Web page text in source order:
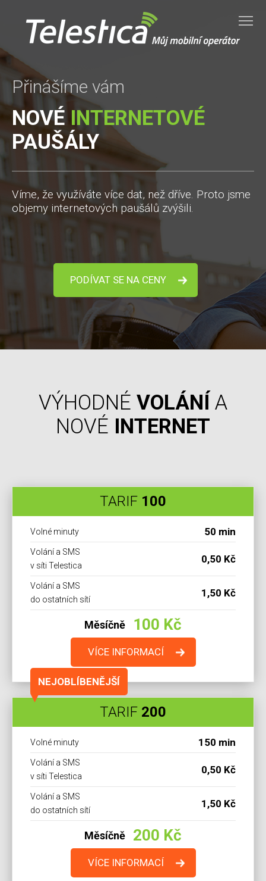
Přinášíme vám
NOVÉ INTERNETOVÉ
PAUŠÁLY
Víme, že využíváte více dat, než dříve. Proto jsme
objemy internetových paušálů zvýšili.
PODÍVAT SE NA CENY
VÝHODNÉ VOLÁNÍ A
NOVÉ INTERNET
TARIF 100
Volné minuty 50 min
Volání a SMS
v síti Telestica
0,50 Kč
Volání a SMS
do ostatních sítí
1,50 Kč
Měsíčně 100 Kč
VÍCE INFORMACÍ
TARIF 200
NEJOBLÍBENĚJŠÍ
Volné minuty 150 min
Volání a SMS
v síti Telestica
0,50 Kč
Volání a SMS
do ostatních sítí
1,50 Kč
Měsíčně 200 Kč
VÍCE INFORMACÍ